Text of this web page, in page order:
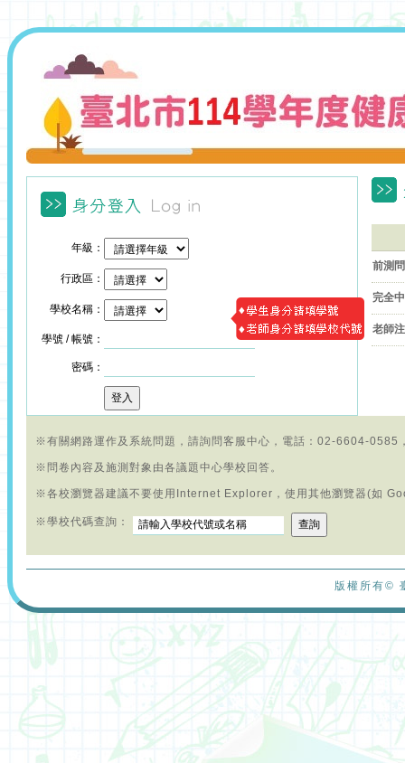
年級：
行政區：
學校名稱：
學號 / 帳號：
密碼：
前測
完全
老師
※有關網路運作及系統問題，請詢問客服中心，電話：02-6604-
※問卷內容及施測對象由各議題中心學校回答。
※各校瀏覽器建議不要使用Internet Explorer，使用其他瀏覽器(如
※學校代碼查詢：
版權所有©